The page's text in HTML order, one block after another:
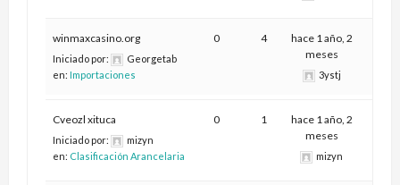
winmaxcasino.org
Iniciado por:
Georgetab
en: Importaciones
0 4
hace 1 año, 2
meses
3ystj
Cveozl xituca
Iniciado por:
mizyn
en: Clasificación Arancelaria
0 1
hace 1 año, 2
meses
mizyn